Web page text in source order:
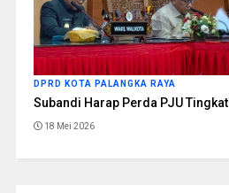
DPRD KOTA PALANGKA RAYA
Subandi Harap Perda PJU
18 Mei 2026